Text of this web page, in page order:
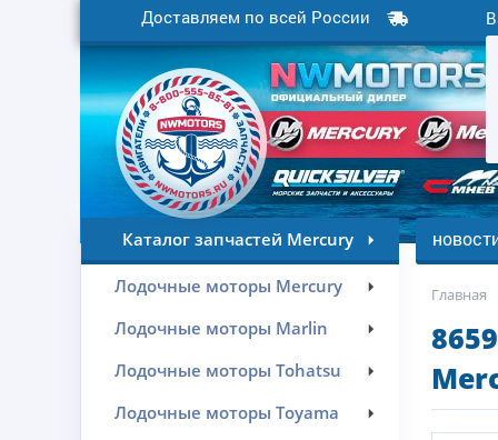
Доставляем по всей России
Каталог запчастей Mercury
Лодочные моторы Mercury
Лодочные моторы Marlin
Лодочные моторы Tohatsu
Лодочные моторы Toyama
Главная